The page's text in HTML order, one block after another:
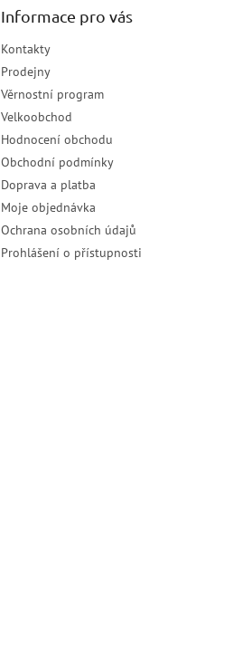
Informace pro vás
Kontakty
Prodejny
Věrnostní program
Velkoobchod
Hodnocení obchodu
Obchodní podmínky
Doprava a platba
Moje objednávka
Ochrana osobních údajů
Prohlášení o přístupnosti